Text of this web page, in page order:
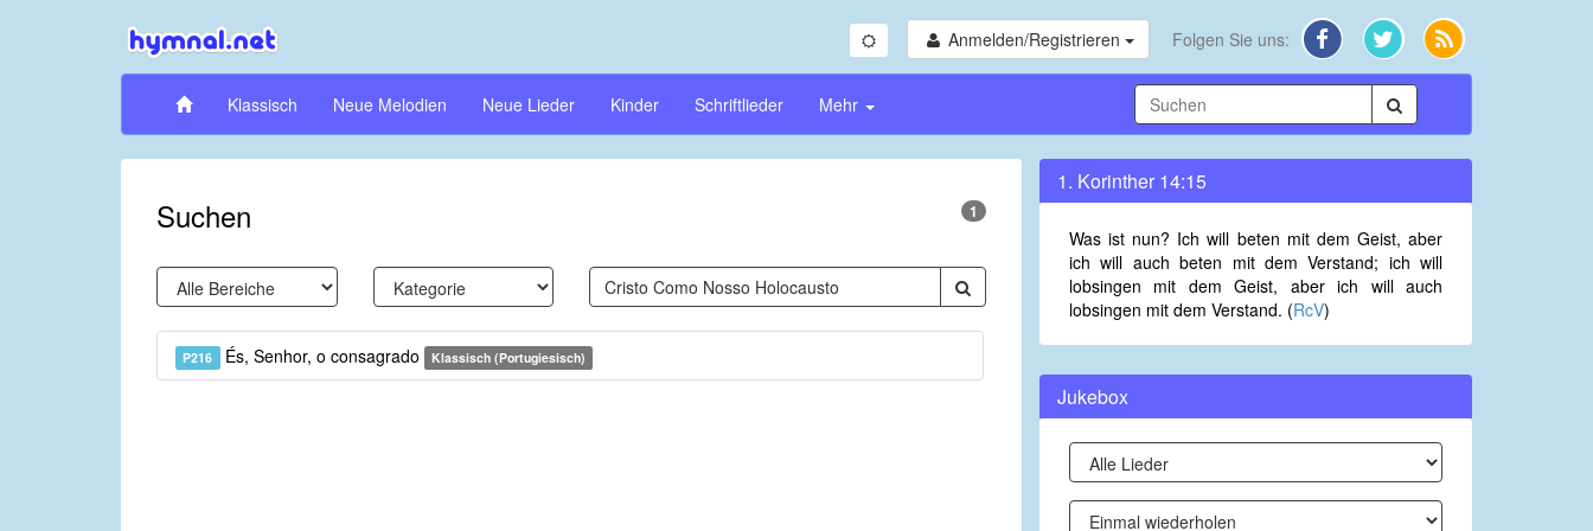
Anmelden/Registrieren Folgen Sie uns:
Klassisch Neue Melodien Neue Lieder Kinder Schriftlieder Mehr
Suchen 1
P216 És, Senhor, o consagrado Klassisch (Portugiesisch)
1. Korinther 14:15
Was ist nun? Ich will beten mit dem Geist, aber
ich will auch beten mit dem Verstand; ich will
lobsingen mit dem Geist, aber ich will auch
lobsingen mit dem Verstand. (RcV)
Jukebox